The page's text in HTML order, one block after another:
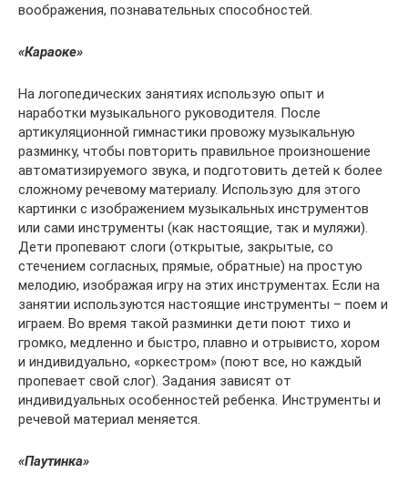
воображения, познавательных способностей.
«Караоке»
На логопедических занятиях использую опыт и
наработки музыкального руководителя. После
артикуляционной гимнастики провожу музыкальную
разминку, чтобы повторить правильное произношение
автоматизируемого звука, и подготовить детей к более
сложному речевому материалу. Использую для этого
картинки с изображением музыкальных инструментов
или сами инструменты (как настоящие, так и муляжи).
Дети пропевают слоги (открытые, закрытые, со
стечением согласных, прямые, обратные) на простую
мелодию, изображая игру на этих инструментах. Если на
занятии используются настоящие инструменты – поем и
играем. Во время такой разминки дети поют тихо и
громко, медленно и быстро, плавно и отрывисто, хором
и индивидуально, «оркестром» (поют все, но каждый
пропевает свой слог). Задания зависят от
индивидуальных особенностей ребенка. Инструменты и
речевой материал меняется.
«Паутинка»